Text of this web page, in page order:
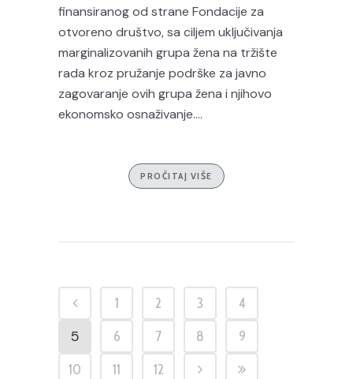
finansiranog od strane Fondacije za
otvoreno društvo, sa ciljem uključivanja
marginalizovanih grupa žena na tržište
rada kroz pružanje podrške za javno
zagovaranje ovih grupa žena i njihovo
ekonomsko osnaživanje....
PROČITAJ VIŠE
1 2 3 4
5 6 7 8
9
10
11 12